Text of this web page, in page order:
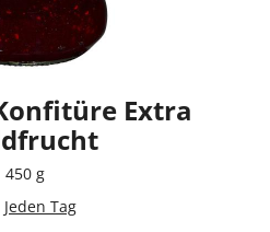
Extra
450 g
Jeden Tag